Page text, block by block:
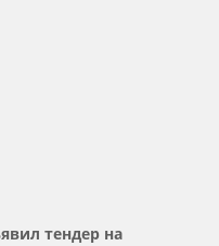
тендер на